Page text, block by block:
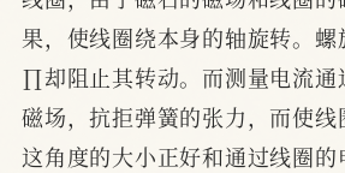
果，使线圈绕本身的轴旋转。螺
∏却阻止其转动。而测量电流通
磁场，抗拒弹簧的张力，而使线
这角度的大小正好和通过线圈的